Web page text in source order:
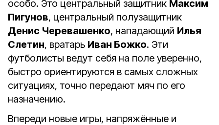
особо. Это центральный защитник Максим
Пигунов, центральный полузащитник
Денис Черевашенко, нападающий Илья
Слетин, вратарь Иван Божко. Эти
футболисты ведут себя на поле уверенно,
быстро ориентируются в самых сложных
ситуациях, точно передают мяч по его
назначению.
Впереди новые игры, напряжённые и